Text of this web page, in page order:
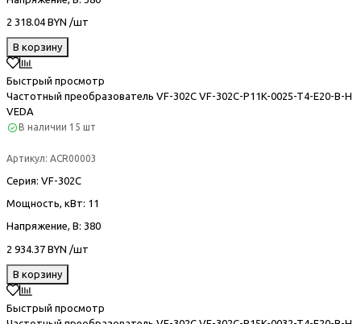
2 318.04 BYN /шт
В корзину
Быстрый просмотр
Частотный преобразователь VF-302С VF-302C-P11K-0025-T4-E20-B-H
VEDA
В наличии 15 шт
Артикул: ACR00003
Серия: VF-302С
Мощность, кВт: 11
Напряжение, В: 380
2 934.37 BYN /шт
В корзину
Быстрый просмотр